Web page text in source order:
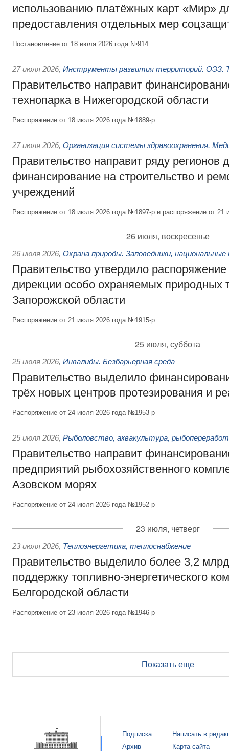
использованию платёжных карт «Мир»
предоставления отдельных мер
Постановление от 18 июля 2026 года №914
27 июля 2026, Инструменты развития территорий. ОЭЗ.
Правительство направит
технопарка в Нижегородской области
Распоряжение от 18 июля 2026 года №1889-р
27 июля 2026, Организация системы здравоохранения.
Правительство направит ряду регионов
финансирование на строительство и
учреждений
Распоряжение от 18 июля 2026 года №1897-р и распоряжение от
26 июля, воскресенье
26 июля 2026, Охрана природы. Заповедники, национальные
Правительство утвердило
дирекции особо охраняемых природных
Запорожской области
Распоряжение от 21 июля 2026 года №1915-р
25 июля, суббота
25 июля 2026, Инвалиды. Безбарьерная среда
Правительство выделило
трёх новых центров протезирования и
Распоряжение от 24 июля 2026 года №1953-р
25 июля 2026, Рыболовство, аквакультура,
Правительство направит
предприятий рыбохозяйственного
Азовском морях
Распоряжение от 24 июля 2026 года №1952-р
23 июля, четверг
23 июля 2026, Теплоэнергетика, теплоснабжение
Правительство выделило более 3,2
поддержку топливно-энергетического
Белгородской области
Распоряжение от 23 июля 2026 года №1946-р
Показать еще
Подписка
Архив
Написать в
Карта сайта